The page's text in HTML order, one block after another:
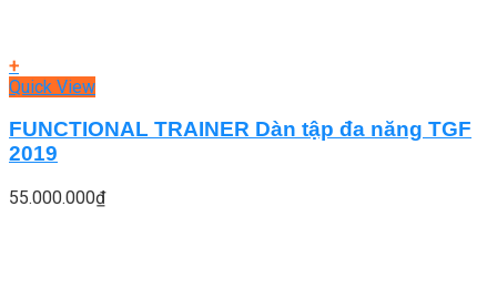
+
Quick View
FUNCTIONAL TRAINER Dàn tập đa năng TGF
2019
55.000.000₫